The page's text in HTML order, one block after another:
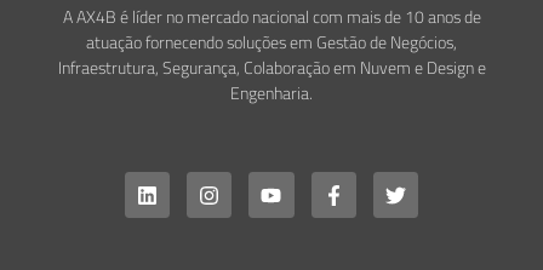
A AX4B é líder no mercado nacional com mais de 10 anos de
atuação fornecendo soluções em Gestão de Negócios,
Infraestrutura, Segurança, Colaboração em Nuvem e Design e
Engenharia.